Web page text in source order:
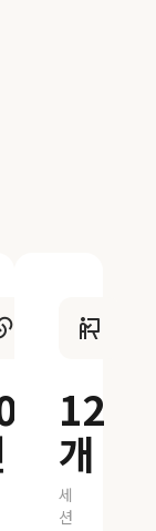
12
개
세
션